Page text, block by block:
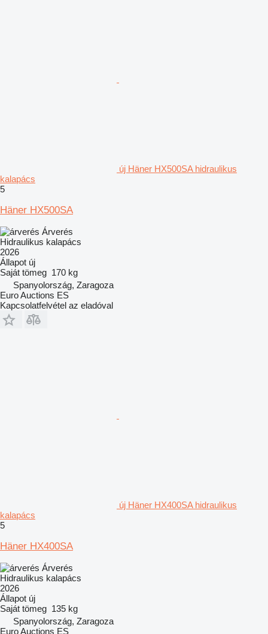
új Häner HX500SA hidraulikus
kalapács
5
Häner HX500SA
Árverés
Hidraulikus kalapács
2026
Állapot új
Saját tömeg 170 kg
Spanyolország, Zaragoza
Euro Auctions ES
Kapcsolatfelvétel az eladóval
új Häner HX400SA hidraulikus
kalapács
5
Häner HX400SA
Árverés
Hidraulikus kalapács
2026
Állapot új
Saját tömeg 135 kg
Spanyolország, Zaragoza
Euro Auctions ES